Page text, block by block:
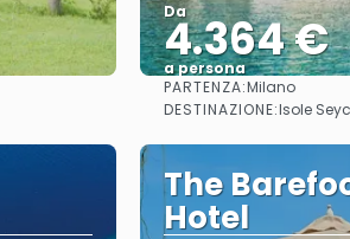
Da
4.364 €
a persona
PARTENZA:Milano
DESTINAZIONE:Isole
The
Hotel